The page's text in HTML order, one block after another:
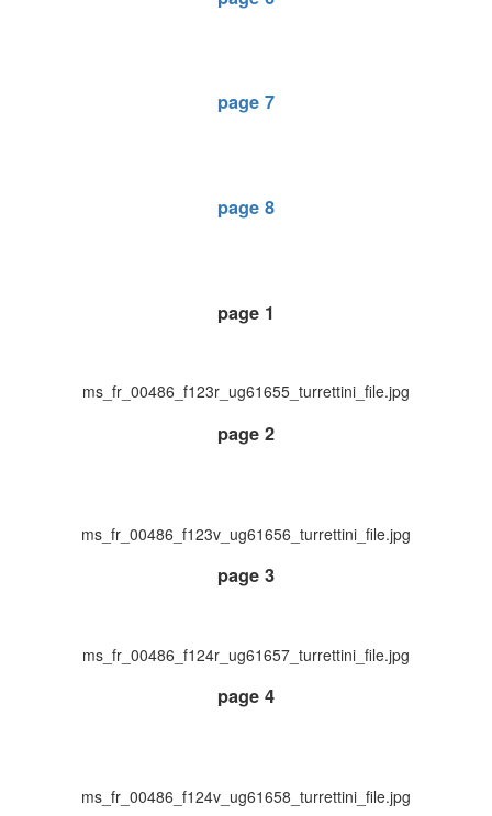
page 7
page 8
page 1
ms_fr_00486_f123r_ug61655_turrettini_file.jpg
page 2
ms_fr_00486_f123v_ug61656_turrettini_file.jpg
page 3
ms_fr_00486_f124r_ug61657_turrettini_file.jpg
page 4
ms_fr_00486_f124v_ug61658_turrettini_file.jpg